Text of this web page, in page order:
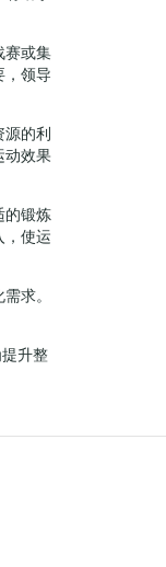
赛或集
，领导
的利
动效果
的锻炼
，使运
求。
升整